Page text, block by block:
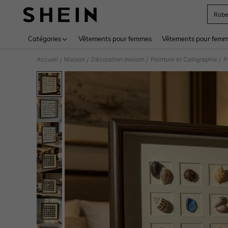
Robe
Catégories Vêtements pour femmes Vêtements pour
Accueil / Maison / Décoration maison / Peinture et Calligraphie /